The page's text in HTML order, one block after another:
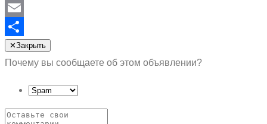
Mastodon
Email
Отправить
✕Закрыть
Почему вы сообщаете об этом объявлении?